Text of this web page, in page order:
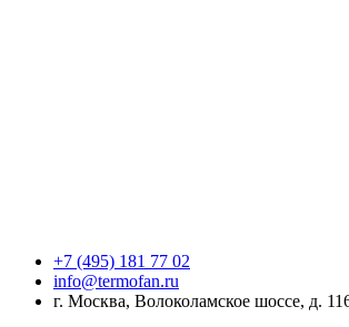
+7 (495) 181 77 02
info@termofan.ru
г. Москва, Волоколамское шоссе, д.